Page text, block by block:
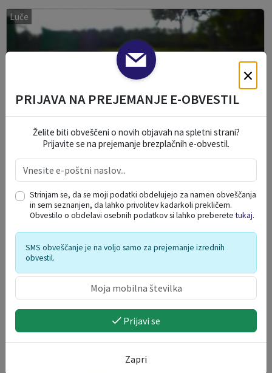
Luče
Teniški turnir na Krničkem Logu
06. 08. 2026
Solčava
×
PRIJAVA NA PREJEMANJE E-OBVESTIL
Želite biti obveščeni o novih objavah na spletni strani?
Prijavite se na prejemanje brezplačnih e-obvestil.
Strinjam se, da se moji podatki obdelujejo za namen obveščanja
in sem seznanjen, da lahko privolitev kadarkoli prekličem.
Obvestilo o obdelavi osebnih podatkov si lahko preberetetukaj.
SMS obveščanje je na voljo samo za prejemanje izrednih
obvestil.
Prijavi se
Zapri